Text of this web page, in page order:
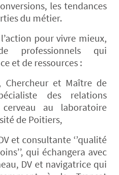
les tendances
du métier.
pour vivre mieux,
professionnels qui
et de ressources :
Chercheur et Maître de
des relations
au laboratoire
de Poitiers,
et consultante ‘’qualité
qui échangera avec
DV et navigatrice qui